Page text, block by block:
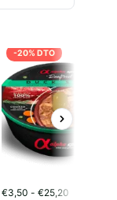
-20% DTO
€3,50 - €25,20